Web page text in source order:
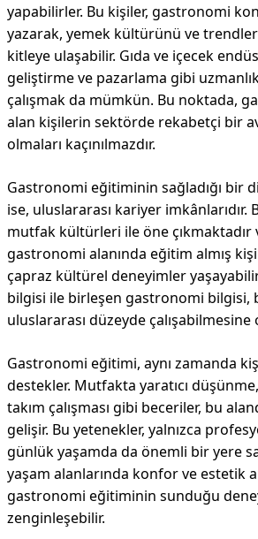
yapabilirler. Bu kişiler, gastronomi
yazarak, yemek kültürünü ve
kitleye ulaşabilir. Gıda ve içecek
geliştirme ve pazarlama gibi
çalışmak da mümkün. Bu noktada,
alan kişilerin sektörde rekabetçi bir
olmaları kaçınılmazdır.
Gastronomi eğitiminin sağladığı bir
ise, uluslararası kariyer imkânlarıdır.
mutfak kültürleri ile öne çıkmaktadır
gastronomi alanında eğitim almış
çapraz kültürel deneyimler
bilgisi ile birleşen gastronomi bilgisi,
uluslararası düzeyde çalışabilmesine
Gastronomi eğitimi, aynı zamanda
destekler. Mutfakta yaratıcı
takım çalışması gibi beceriler, bu
gelişir. Bu yetenekler, yalnızca
günlük yaşamda da önemli bir yere
yaşam alanlarında konfor ve estetik
gastronomi eğitiminin sunduğu
zenginleşebilir.